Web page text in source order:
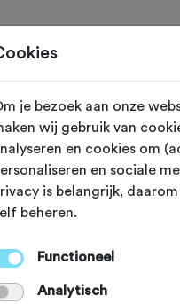
je bezoek aan onze
wij gebruik van
en cookies om
en sociale
is belangrijk,
beheren.
Functioneel
Analytisch